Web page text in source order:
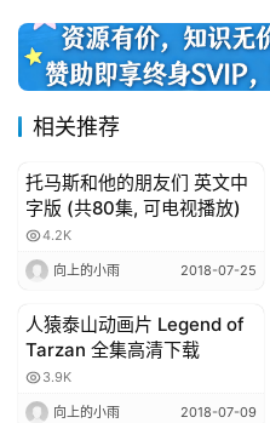
相关推荐
3-6岁动画
托马斯和他的朋友们 英文中
字版 (共80集, 可电视播放)
4.2K
向上的小雨 2018-07-25
3-6岁动画
人猿泰山动画片 Legend of
Tarzan 全集高清下载
3.9K
向上的小雨 2018-07-09